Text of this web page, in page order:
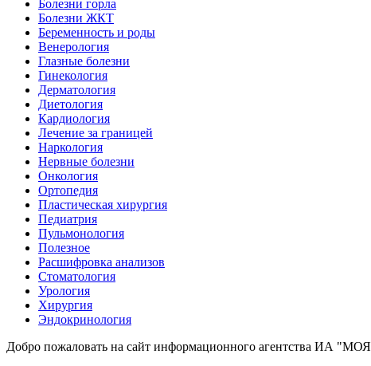
Болезни горла
Болезни ЖКТ
Беременность и роды
Венерология
Глазные болезни
Гинекология
Дерматология
Диетология
Кардиология
Лечение за границей
Наркология
Нервные болезни
Онкология
Ортопедия
Пластическая хирургия
Педиатрия
Пульмонология
Полезное
Расшифровка анализов
Стоматология
Урология
Хирургия
Эндокринология
Добро пожаловать на сайт информационного агентства ИА